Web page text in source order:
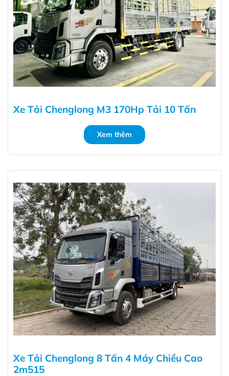
Xe Tải Chenglong M3 170Hp Tải 10 Tấn
Xem thêm
Xe Tải Chenglong 8 Tấn 4 Máy Chiều Cao
2m515